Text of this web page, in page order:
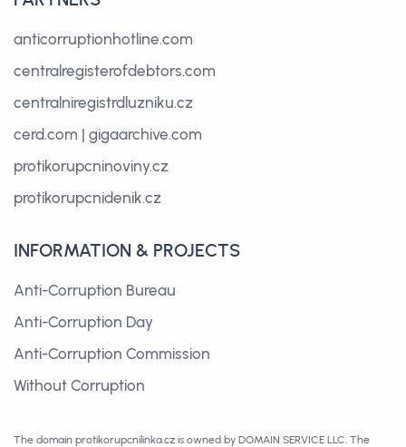
anticorruptionhotline.com
centralregisterofdebtors.com
centralniregistrdluzniku.cz
cerd.com | gigaarchive.com
protikorupcninoviny.cz
protikorupcnidenik.cz
INFORMATION & PROJECTS
Anti-Corruption Bureau
Anti-Corruption Day
Anti-Corruption Commission
Without Corruption
The domain protikorupcnilinka.cz is owned by DOMAIN SERVICE LLC. The